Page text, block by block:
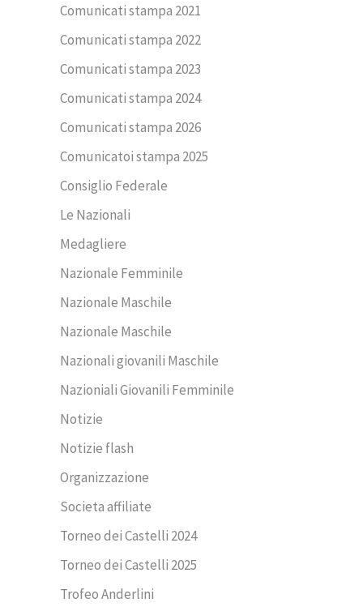
Comunicati stampa 2021
Comunicati stampa 2022
Comunicati stampa 2023
Comunicati stampa 2024
Comunicati stampa 2026
Comunicatoi stampa 2025
Consiglio Federale
Le Nazionali
Medagliere
Nazionale Femminile
Nazionale Maschile
Nazionale Maschile
Nazionali giovanili Maschile
Nazioniali Giovanili Femminile
Notizie
Notizie flash
Organizzazione
Societa affiliate
Torneo dei Castelli 2024
Torneo dei Castelli 2025
Trofeo Anderlini